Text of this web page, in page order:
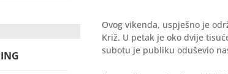
Ovog vikenda, uspješno je
Križ. U petak je oko dvije
subotu je publiku oduševio